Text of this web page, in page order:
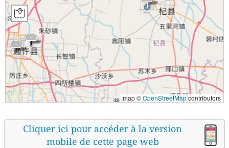
map ©OpenStreetMapcontributors
Cliquer ici pour accéder à la version
mobile de cette page web